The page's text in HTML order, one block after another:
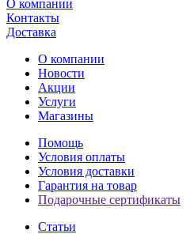
О компании
Контакты
Доставка
О компании
Новости
Акции
Услуги
Магазины
Помощь
Условия оплаты
Условия доставки
Гарантия на товар
Подарочные сертификаты
Статьи